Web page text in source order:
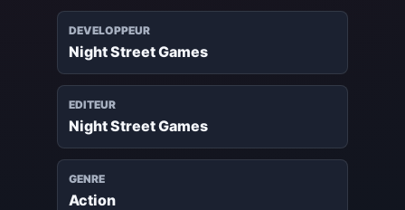
DEVELOPPEUR
Night Street Games
EDITEUR
Night Street Games
GENRE
Action